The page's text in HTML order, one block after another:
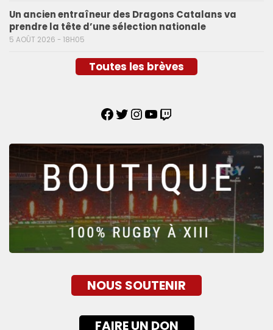
Un ancien entraîneur des Dragons Catalans va
prendre la tête d’une sélection nationale
5 AOÛT 2026 - 18H05
Toutes les brèves
NOUS SOUTENIR
FAIRE UN DON